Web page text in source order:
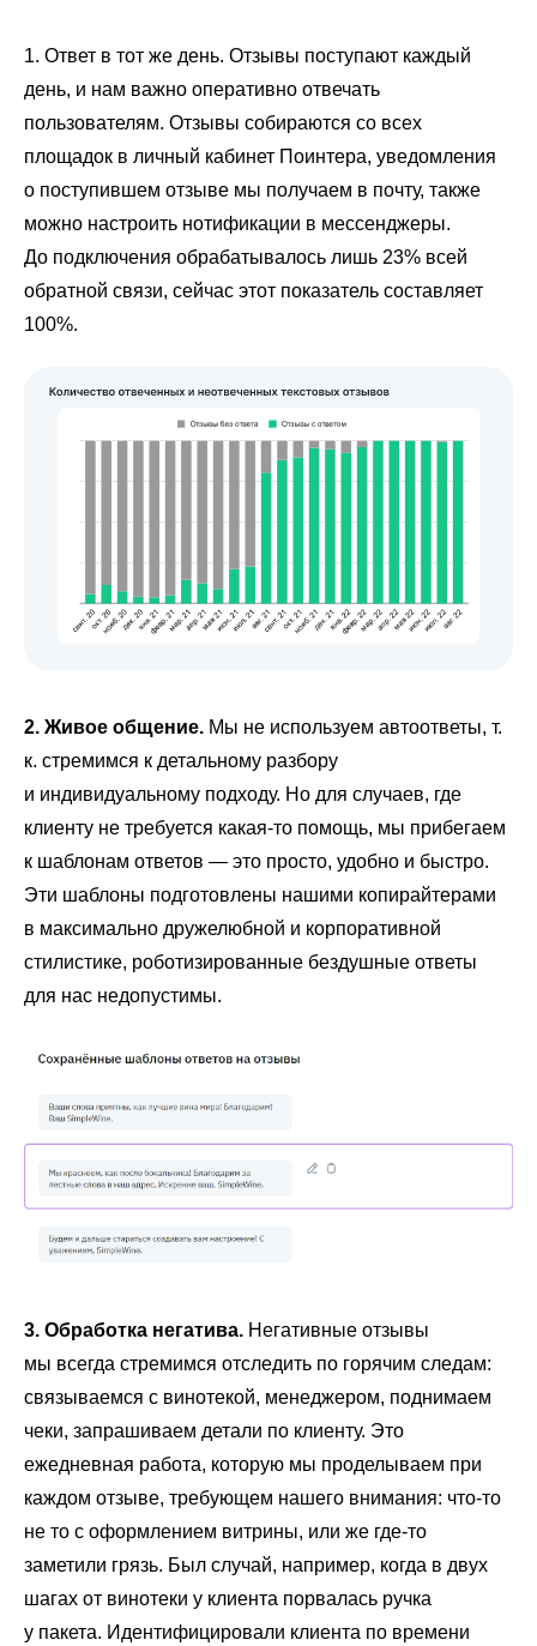
1. Ответ в тот же день. Отзывы поступают каждый
день, и нам важно оперативно отвечать
пользователям. Отзывы собираются со всех
площадок в личный кабинет Поинтера, уведомления
о поступившем отзыве мы получаем в почту, также
можно настроить нотификации в мессенджеры.
До подключения обрабатывалось лишь 23% всей
обратной связи, сейчас этот показатель составляет
100%.
2. Живое общение. Мы не используем автоответы, т.
к. стремимся к детальному разбору
и индивидуальному подходу. Но для случаев, где
клиенту не требуется какая-то помощь, мы прибегаем
к шаблонам ответов ― это просто, удобно и быстро.
Эти шаблоны подготовлены нашими копирайтерами
в максимально дружелюбной и корпоративной
стилистике, роботизированные бездушные ответы
для нас недопустимы.
3. Обработка негатива. Негативные отзывы
мы всегда стремимся отследить по горячим следам:
связываемся с винотекой, менеджером, поднимаем
чеки, запрашиваем детали по клиенту. Это
ежедневная работа, которую мы проделываем при
каждом отзыве, требующем нашего внимания: что-то
не то с оформлением витрины, или же где-то
заметили грязь. Был случай, например, когда в двух
шагах от винотеки у клиента порвалась ручка
у пакета. Идентифицировали клиента по времени